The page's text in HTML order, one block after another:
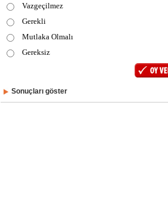
Vazgeçilmez
Gerekli
Mutlaka Olmalı
Gereksiz
Sonuçları göster